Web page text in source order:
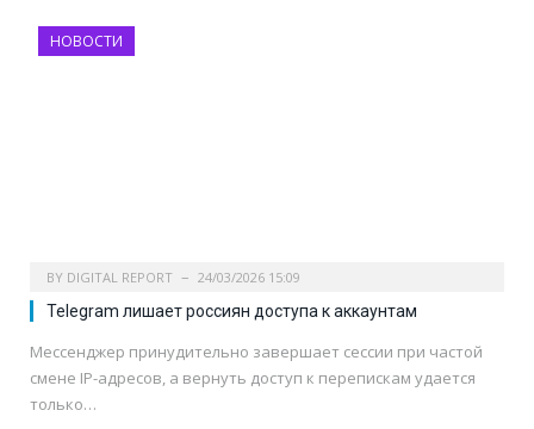
НОВОСТИ
BY DIGITAL REPORT 24/03/2026 15:09
Telegram лишает россиян доступа к аккаунтам
Мессенджер принудительно завершает сессии при частой
смене IP-адресов, а вернуть доступ к перепискам удается
только…